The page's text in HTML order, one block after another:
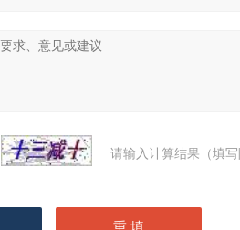
请输入计算结果（填